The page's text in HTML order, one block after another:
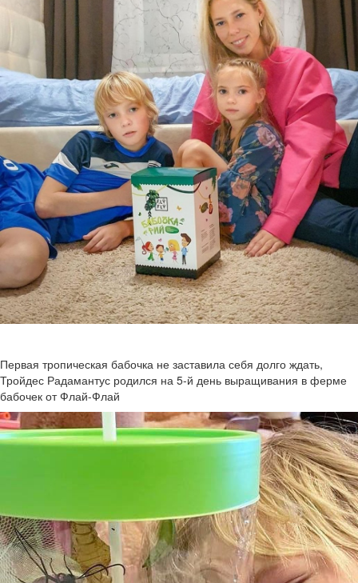
Первая тропическая бабочка не заставила себя долго ждать,
Тройдес Радамантус родился на 5-й день выращивания в ферме
бабочек от Флай-Флай